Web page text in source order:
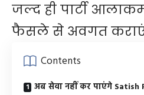
जल्द ही पार्टी
फैसले से अवगत
Contents
अब सेवा नहीं कर पाएंगे Satish